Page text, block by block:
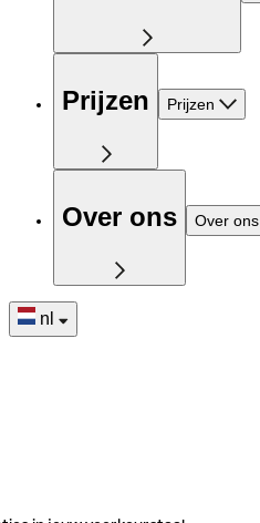
Prijzen Prijzen
Over ons Over ons
nl